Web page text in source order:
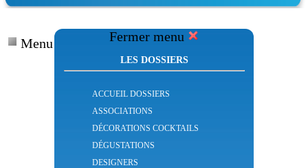
Fermer menu
LES DOSSIERS
ACCUEIL DOSSIERS
ASSOCIATIONS
DÉCORATIONS COCKTAILS
DÉGUSTATIONS
DESIGNERS
Menu Dossiers
Glaçon en pierre